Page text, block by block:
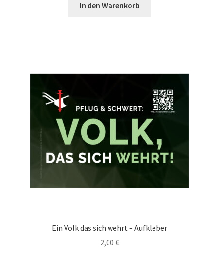
In den Warenkorb
Ein Volk das sich wehrt – Aufkleber
2,00 €